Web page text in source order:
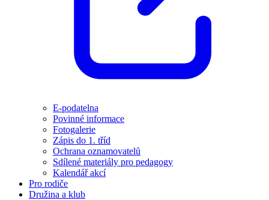
E-podatelna
Povinné informace
Fotogalerie
Zápis do 1. tříd
Ochrana oznamovatelů
Sdílené materiály pro pedagogy
Kalendář akcí
Pro rodiče
Družina a klub